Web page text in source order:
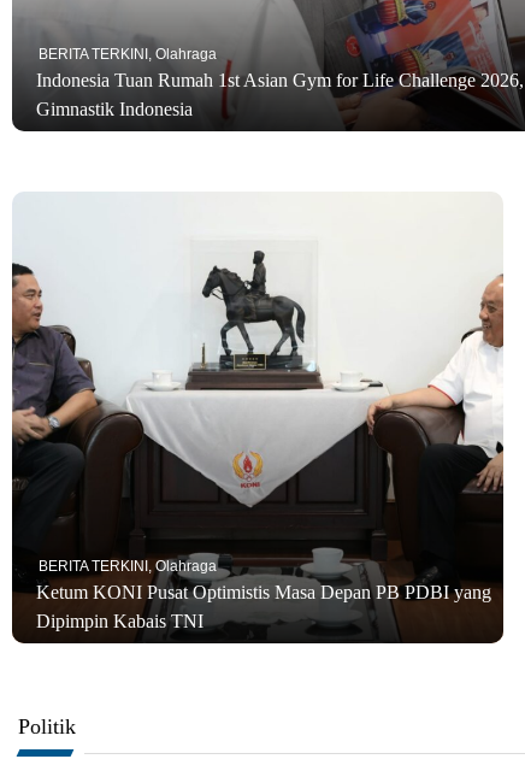
BERITA TERKINI , Olahraga
Indonesia Tuan Rumah 1st Asian Gym for Life Challenge
Gimnastik Indonesia
BERITA TERKINI , Olahraga
Ketum KONI Pusat Optimistis Masa Depan PB PDBI yang
Dipimpin Kabais TNI
Politik